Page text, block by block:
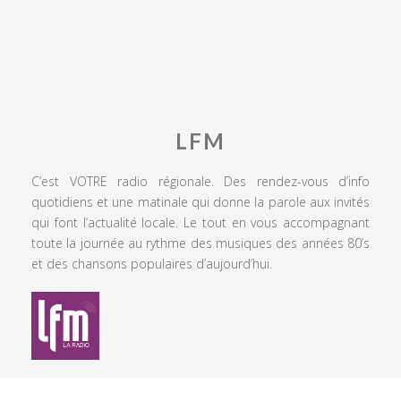
LFM
C’est VOTRE radio régionale. Des rendez-vous d’info
quotidiens et une matinale qui donne la parole aux invités
qui font l’actualité locale. Le tout en vous accompagnant
toute la journée au rythme des musiques des années 80’s
et des chansons populaires d’aujourd’hui.